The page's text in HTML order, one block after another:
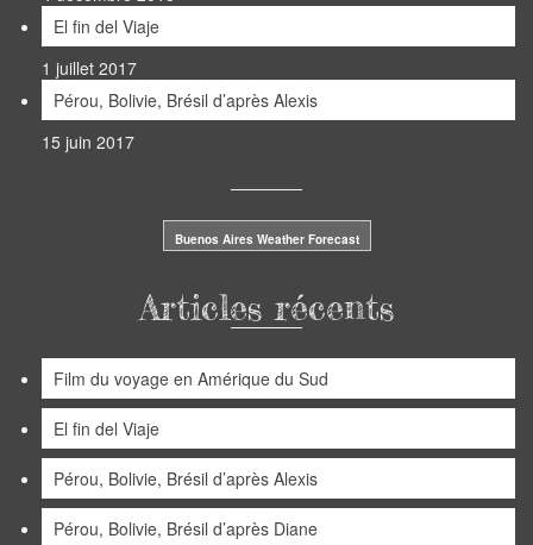
El fin del Viaje
1 juillet 2017
Pérou, Bolivie, Brésil d’après Alexis
15 juin 2017
Buenos Aires Weather Forecast
Articles récents
Film du voyage en Amérique du Sud
El fin del Viaje
Pérou, Bolivie, Brésil d’après Alexis
Pérou, Bolivie, Brésil d’après Diane